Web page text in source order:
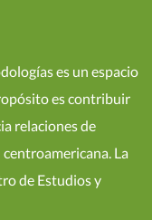
es un espacio
es contribuir
relaciones de
La
de Estudios y